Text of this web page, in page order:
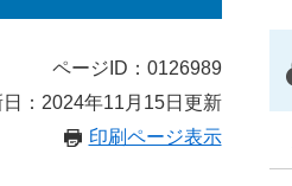
ページID：0126989
：2024年11月15日更新
印刷ページ表示